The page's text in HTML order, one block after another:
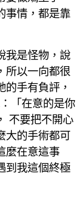
事情，都是靠
我是怪物，說
所以一向都很
手有負評，
「在意的是你
不要把不開心
大的手術都可
麼在意這事
到我這個終極